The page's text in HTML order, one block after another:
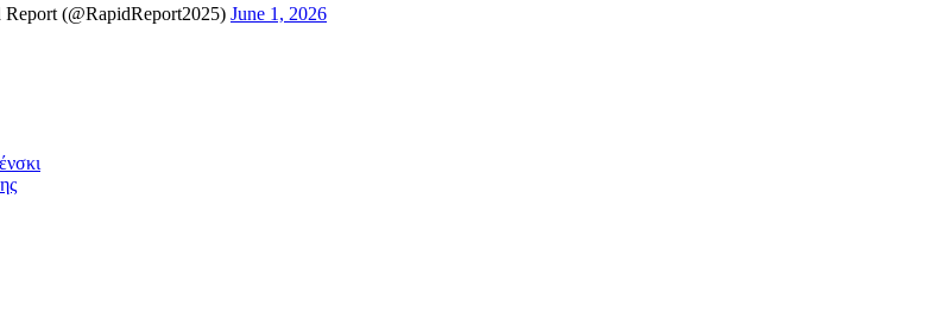
(@RapidReport2025) June 1, 2026